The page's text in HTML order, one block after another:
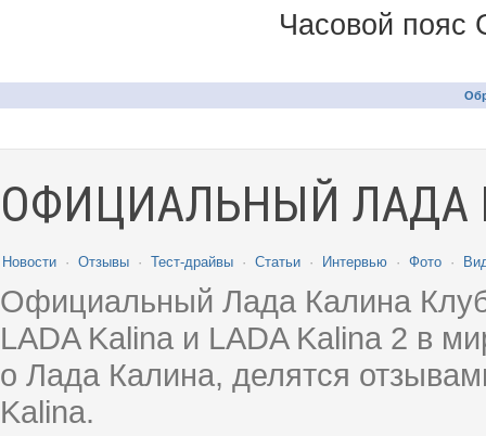
Часовой пояс
ОФИЦИАЛЬНЫЙ ЛАДА
Новости · Отзывы · Тест-драйвы · Статьи · Интервью · Фото ·
Официальный Лада Калина
LADA Kalina и LADA Kalina 2 в
о Лада Калина, делятся
Kalina.